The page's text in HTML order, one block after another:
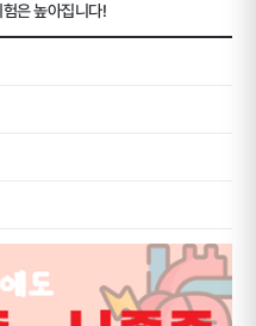
은 높아집니다!